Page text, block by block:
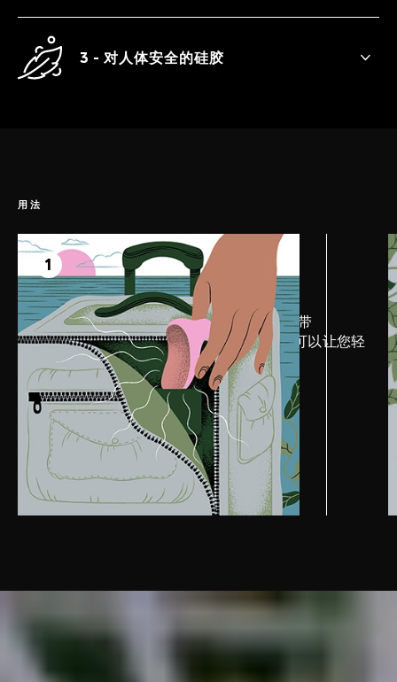
SONA™ 2 Travel 提供 12 种不同的欢愉模
3 - 对人体安全的硅胶
用法
1
第1步
一起探索性爱奥秘
当您开始下一次旅程时，请务必随身携带
SONA™ 2 Travel。小巧精致的设计，可以让您轻
松放入随身行李甚至小钱包中。